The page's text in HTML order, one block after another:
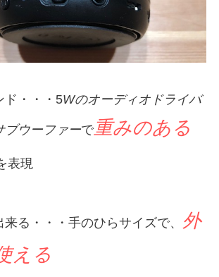
ド・・・5Wのオーディオドライバ
ブウーファーで重みのある
表現
来る・・・手のひらサイズで、
外
える